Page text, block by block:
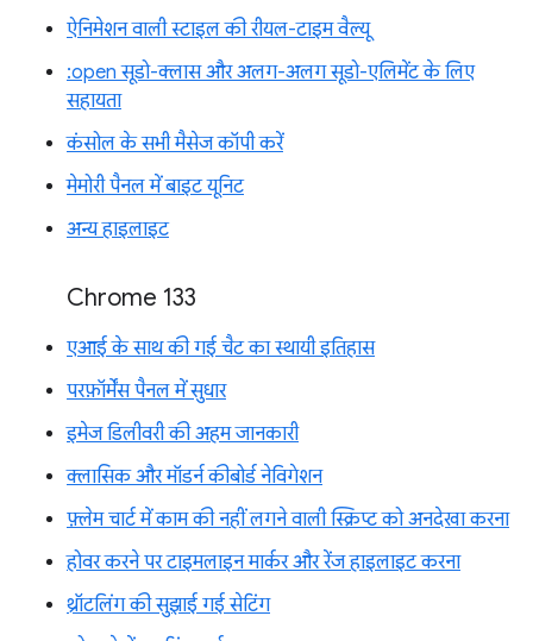
ऐनिमेशन वाली स्टाइल की रीयल-टाइम वैल्यू
:open सूडो-क्लास और अलग-अलग सूडो-एलिमेंट के लिए
सहायता
कंसोल के सभी मैसेज कॉपी करें
मेमोरी पैनल में बाइट यूनिट
अन्य हाइलाइट
Chrome 133
एआई के साथ की गई चैट का स्थायी इतिहास
परफ़ॉर्मेंस पैनल में सुधार
इमेज डिलीवरी की अहम जानकारी
क्लासिक और मॉडर्न कीबोर्ड नेविगेशन
फ़्लेम चार्ट में काम की नहीं लगने वाली स्क्रिप्ट को अनदेखा करना
होवर करने पर टाइमलाइन मार्कर और रेंज हाइलाइट करना
थ्रॉटलिंग की सुझाई गई सेटिंग